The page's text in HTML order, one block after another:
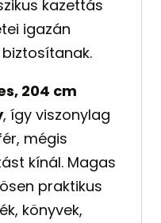
kazettás
igazán
204 cm
, így viszonylag
mégis
kínál. Magas
praktikus
könyvek,